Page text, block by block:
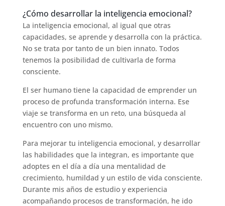
¿Cómo desarrollar la inteligencia emocional?
La inteligencia emocional, al igual que otras
capacidades, se aprende y desarrolla con la práctica.
No se trata por tanto de un bien innato. Todos
tenemos la posibilidad de cultivarla de forma
consciente.
El ser humano tiene la capacidad de emprender un
proceso de profunda transformación interna. Ese
viaje se transforma en un reto, una búsqueda al
encuentro con uno mismo.
Para mejorar tu inteligencia emocional, y desarrollar
las habilidades que la integran, es importante que
adoptes en el día a día una mentalidad de
crecimiento, humildad y un estilo de vida consciente.
Durante mis años de estudio y experiencia
acompañando procesos de transformación, he ido